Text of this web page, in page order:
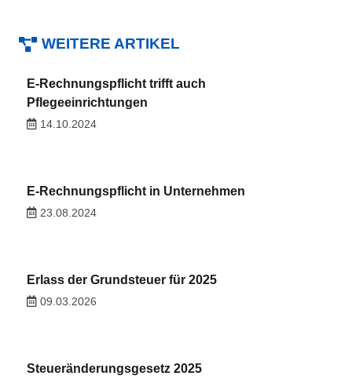
WEITERE ARTIKEL
E-Rechnungspflicht trifft auch
Pflegeeinrichtungen
14.10.2024
E-Rechnungspflicht in Unternehmen
23.08.2024
Erlass der Grundsteuer für 2025
09.03.2026
Steueränderungsgesetz 2025